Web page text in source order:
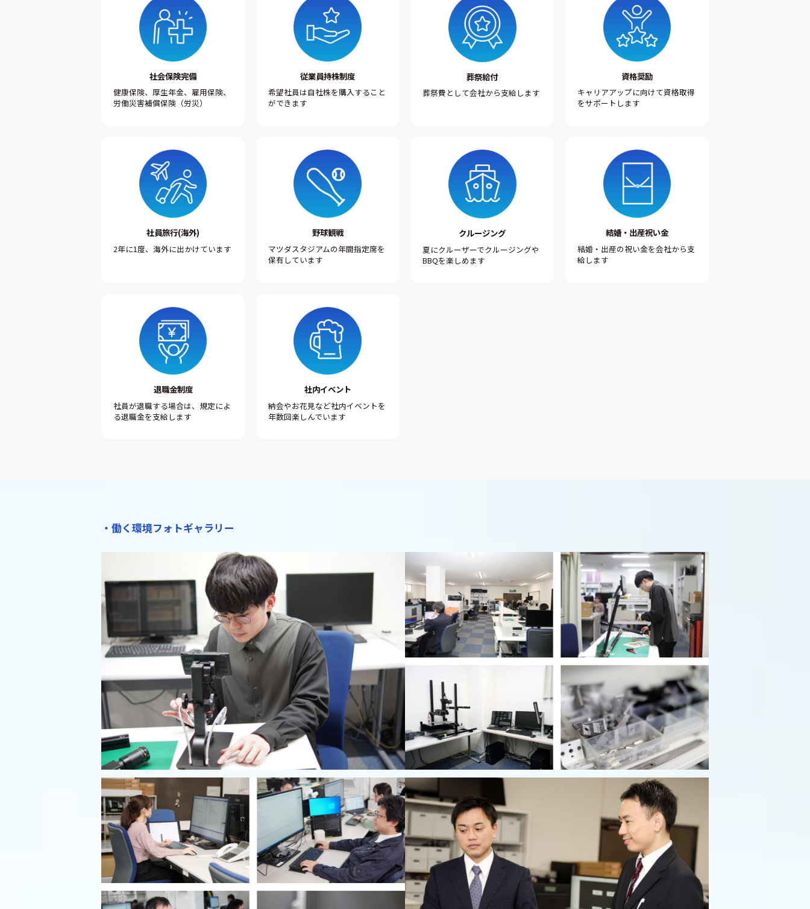
社会保険完備
健康保険、厚生年金、雇用保険、
労働災害補償保険（労災）
従業員持株制度
希望社員は自社株を購入すること
ができます
葬祭給付
葬祭費として会社から支給します
資格奨励
キャリアアップに向けて資格取得
をサポートします
社員旅行(海外)
2年に1度、海外に出かけています
野球観戦
マツダスタジアムの年間指定席を
保有しています
クルージング
夏にクルーザーでクルージングや
BBQを楽しめます
結婚・出産祝い金
結婚・出産の祝い金を会社から支
給します
退職金制度
社員が退職する場合は、規定によ
る退職金を支給します
社内イベント
納会やお花見など社内イベントを
年数回楽しんでいます
・働く環境フォトギャラリー